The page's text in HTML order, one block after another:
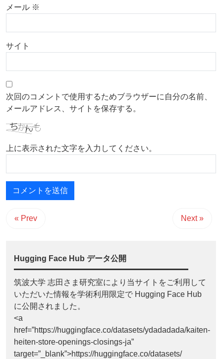
メール ※
サイト
次回のコメントで使用するためブラウザーに自分の名前、
メールアドレス、サイトを保存する。
上に表示された文字を入力してください。
« Prev Next »
Hugging Face Hub データ公開
筑波大学 志田さま研究室により当サイトをご利用して
いただいた情報を学術利用限定で Hugging Face Hub
に公開されました。
<a
href=”https://huggingface.co/datasets/ydadadada/kaiten-
heiten-store-openings-closings-ja”
target=”_blank”>https://huggingface.co/datasets/